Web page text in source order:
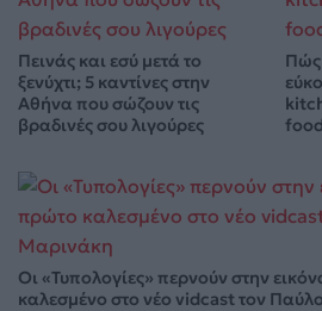
Πεινάς και εσύ μετά το
ξενύχτι; 5 καντίνες στην
Αθήνα που σώζουν τις
βραδινές σου λιγούρες
Πώς
Οι «Τυπολογίες» περνούν στην
καλεσμένο στο νέο vidcast τον